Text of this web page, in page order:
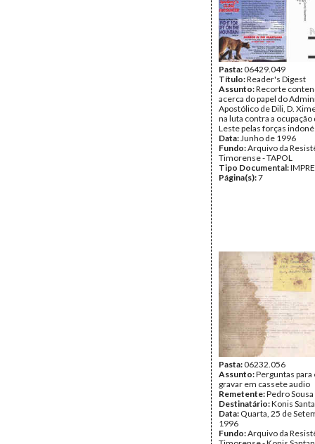
Pasta:06429.049
Título:Reader's Digest
Assunto:Recorte
acerca do papel do
Apostólico de Dili, D.
na luta contra a
Leste pelas forças
Data:Junho de 1996
Fundo:Arquivo da
Timorense - TAPOL
Tipo Documental:
Página(s):7
Pasta:06232.056
Assunto:Perguntas
gravar em cassete audio
Remetente:Pedro
Destinatário:Konis
Data: Quarta, 25 de
1996
Fundo:Arquivo da